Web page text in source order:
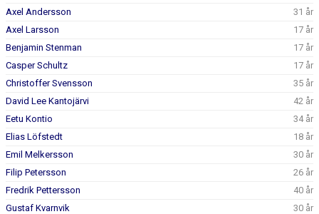
Axel Andersson
31 år
Axel Larsson
17 år
Benjamin Stenman
17 år
Casper Schultz
17 år
Christoffer Svensson
35 år
David Lee Kantojärvi
42 år
Eetu Kontio
34 år
Elias Löfstedt
18 år
Emil Melkersson
30 år
Filip Petersson
26 år
Fredrik Pettersson
40 år
Gustaf Kvarnvik
30 år